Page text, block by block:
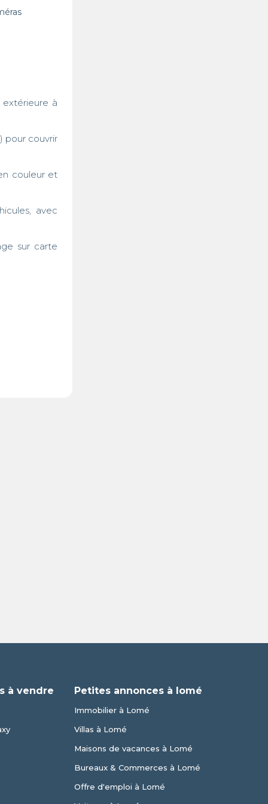
à
pour couvrir
couleur et
avec
sur carte
à vendre Petites annonces à lomé
Immobilier à Lomé
Villas à Lomé
Maisons de vacances à Lomé
Bureaux & Commerces à Lomé
Offre d'emploi à Lomé